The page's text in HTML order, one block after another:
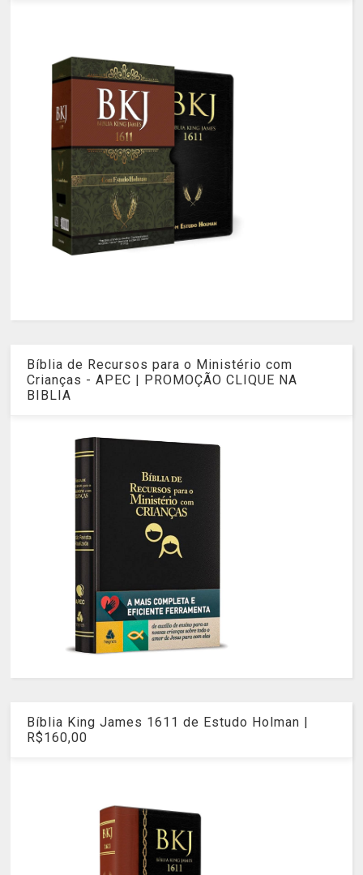
Bíblia de Recursos para o Ministério com
Crianças - APEC | PROMOÇÃO CLIQUE NA
BIBLIA
Bíblia King James 1611 de Estudo Holman |
R$160,00